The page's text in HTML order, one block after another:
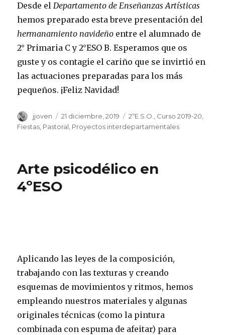
Desde elDepartamento de Enseñanzas Artísticas
hemos preparado esta breve presentación del
hermanamiento navideño entre el alumnado de
2° Primaria C y 2°ESO B. Esperamos que os
guste y os contagie el cariño que se invirtió en
las actuaciones preparadas para los más
pequeños. ¡Feliz Navidad!
Autor
jjoven
Publicado
el
21 diciembre, 2019 Categorías
2ºE.S.O. Curso 2019-20
Fiestas, Pastoral, Proyectos interdepartamentales
Arte psicodélico en
4ºESO
Aplicando las leyes de la composición,
trabajando con las texturas y creando
esquemas de movimientos y ritmos, hemos
empleando nuestros materiales y algunas
originales técnicas (como la pintura
combinada con espuma de afeitar) para